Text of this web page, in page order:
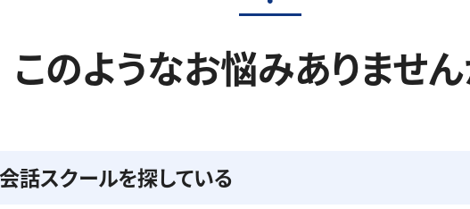
このようなお悩みありません
話スクールを探している